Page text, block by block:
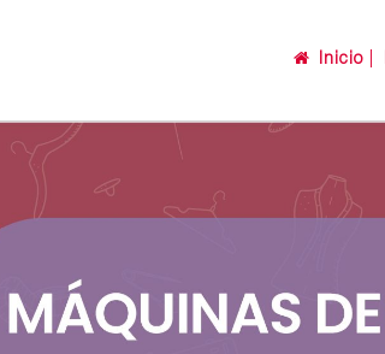
Inicio